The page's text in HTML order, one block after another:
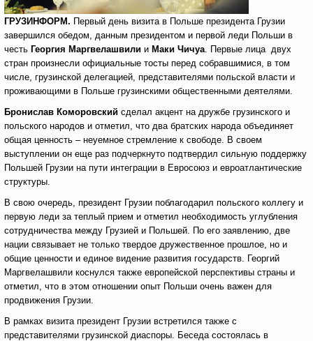
ГРУЗИНФОРМ. Первый день визита в Польше президента Грузии
завершился обедом, данным президентом и первой леди Польши в
честь Георгия Маргвелашвили и Маки Чичуа. Первые лица двух
стран произнесли официальные тосты перед собравшимися, в том
числе, грузинской делегацией, представителями польской власти и
проживающими в Польше грузинскими общественными деятелями.
Бронислав Коморовский сделал акцент на дружбе грузинского и
польского народов и отметил, что два братских народа объединяет
общая ценность – неуемное стремление к свободе. В своем
выступлении он еще раз подчеркнуто подтвердил сильную поддержку
Польшей Грузии на пути интеграции в Евросоюз и евроатлантические
структуры.
В свою очередь, президент Грузии поблагодарил польского коллегу и
первую леди за теплый прием и отметил необходимость углубления
сотрудничества между Грузией и Польшей. По его заявлению, две
нации связывает не только твердое дружественное прошлое, но и
общие ценности и единое видение развития государств. Георгий
Маргвелашвили коснулся также европейской перспективы страны и
отметил, что в этом отношении опыт Польши очень важен для
продвижения Грузии.
В рамках визита президент Грузии встретился также с
представителями грузинской диаспоры. Беседа состоялась в